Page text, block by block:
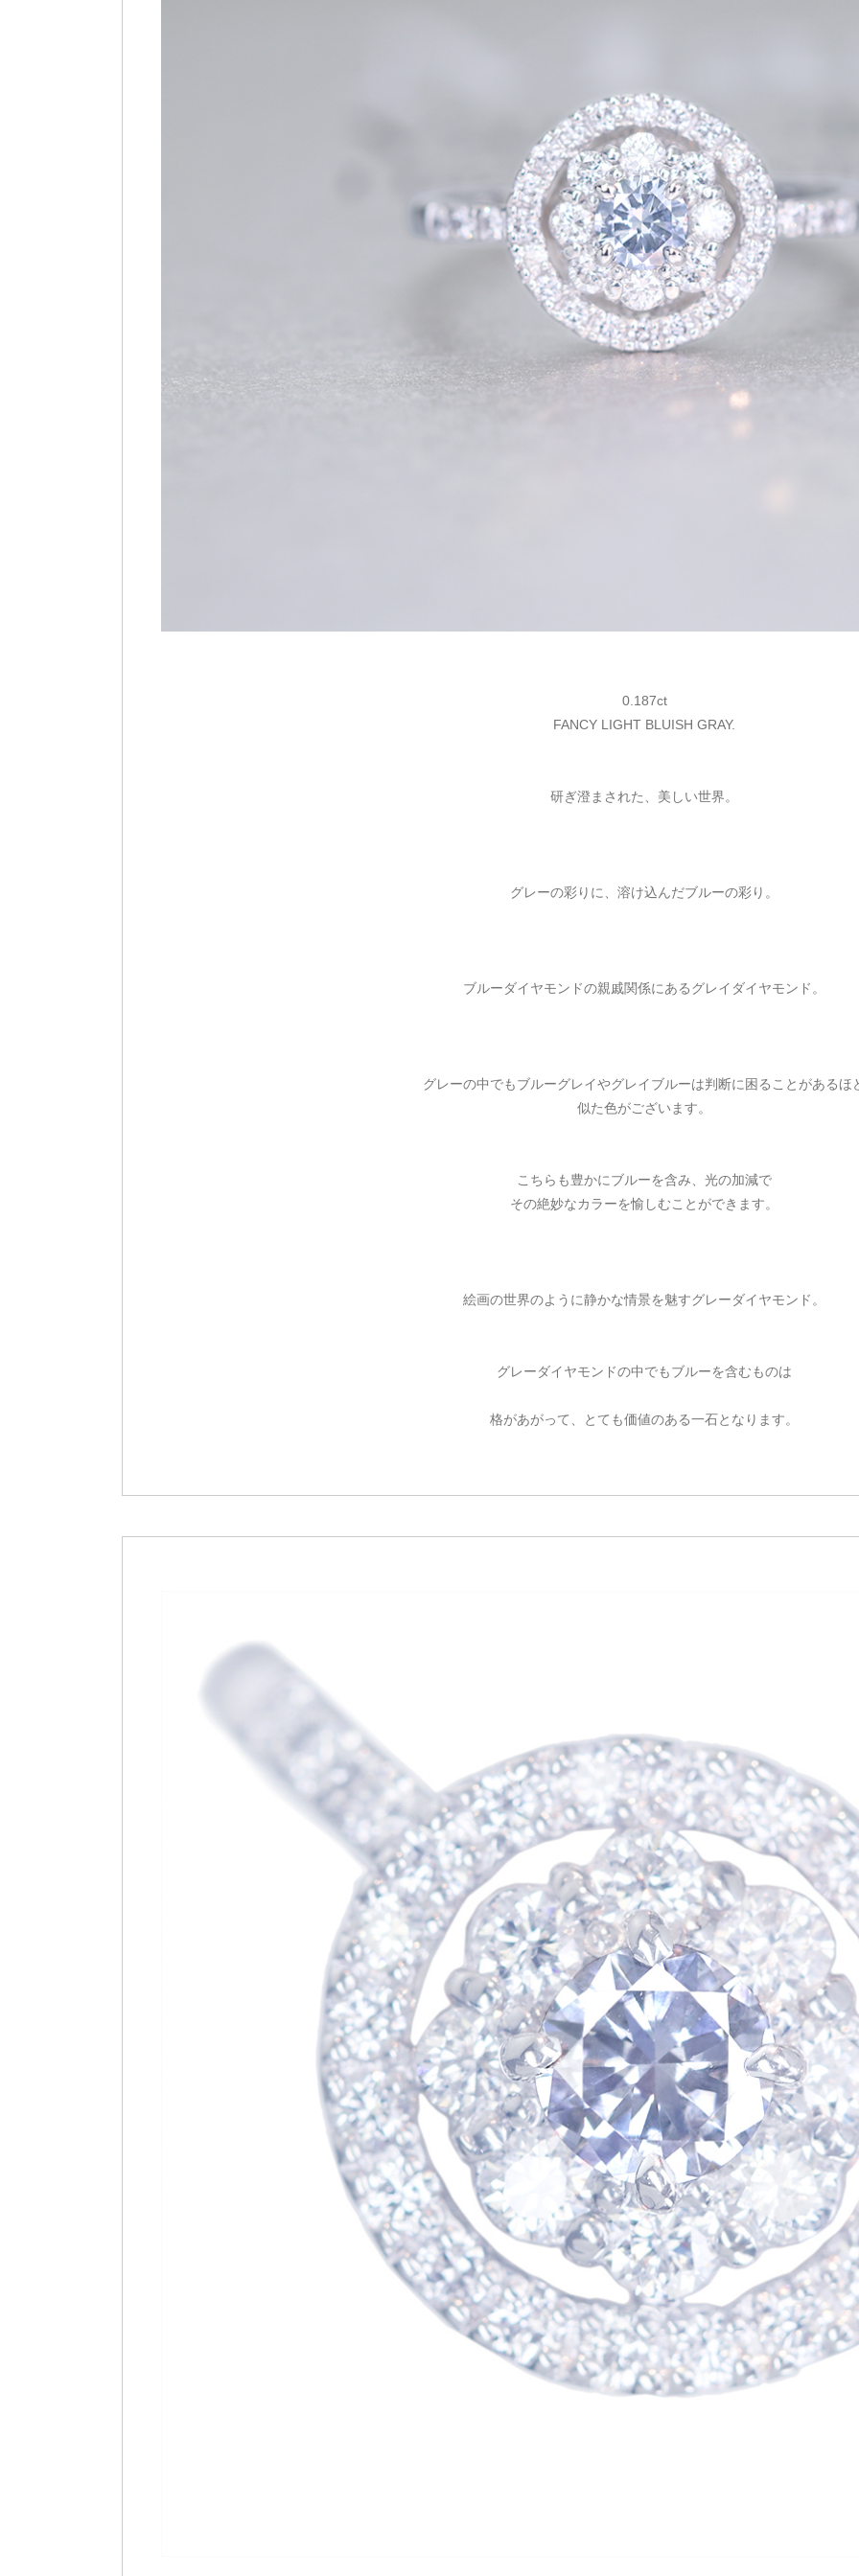
0.187ct
FANCY LIGHT BLUISH GRAY.
研ぎ澄まされた、美しい世界。
グレーの彩りに、溶け込んだブルーの彩り。
ブルーダイヤモンドの親戚関係にあるグレイダイヤモンド。
グレーの中でもブルーグレイやグレイブルーは判断に困ることがあるほ
似た色がございます。
こちらも豊かにブルーを含み、光の加減で
その絶妙なカラーを愉しむことができます。
絵画の世界のように静かな情景を魅すグレーダイヤモンド。
グレーダイヤモンドの中でもブルーを含むものは
格があがって、とても価値のある一石となります。
ご注文手続き カートを見る お買い物を続ける